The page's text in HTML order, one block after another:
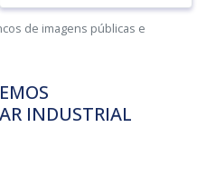
de imagens públicas e
INDUSTRIAL